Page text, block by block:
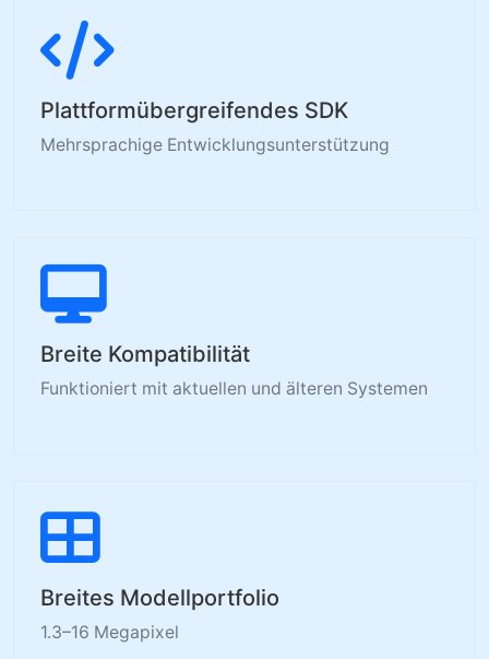
Plattformübergreifendes SDK
Mehrsprachige Entwicklungsunterstützung
Breite Kompatibilität
Funktioniert mit aktuellen und älteren Systemen
Breites Modellportfolio
1.3–16 Megapixel